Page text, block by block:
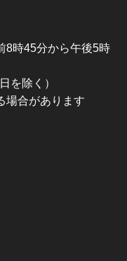
8時45分から午後5時
を除く）
場合があります